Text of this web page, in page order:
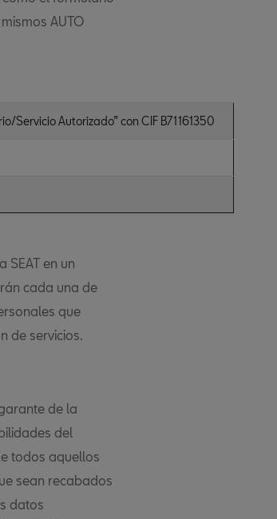
AUTO
Servicio Autorizado” con CIF B71161350
en un
cada una de
que
de servicios.
de la
del
todos aquellos
sean recabados
datos